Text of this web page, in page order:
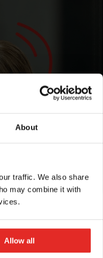
About
traffic. We also share
may combine it with
Allow all